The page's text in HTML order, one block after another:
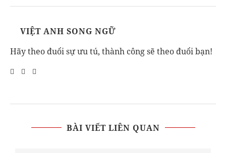
VIỆT ANH SONG NGỮ
Hãy theo đuổi sự ưu tú, thành công sẽ theo đuổi bạn!
BÀI VIẾT LIÊN QUAN